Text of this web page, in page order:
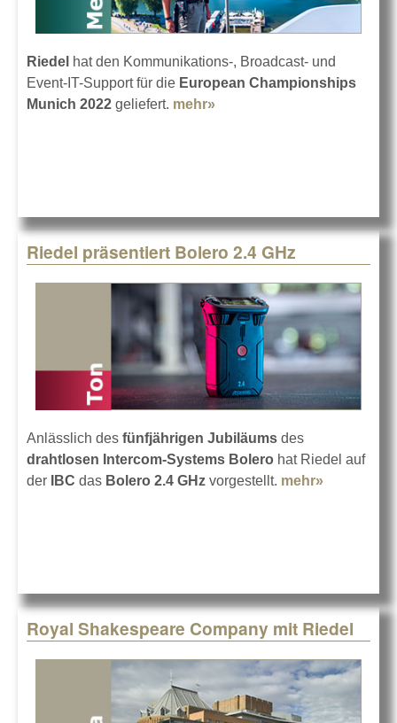
Riedel hat den Kommunikations-, Broadcast- und
Event-IT-Support für die European Championships
Munich 2022 geliefert. mehr»
Riedel präsentiert Bolero 2.4 GHz
Anlässlich des fünfjährigen Jubiläums des
drahtlosen Intercom-Systems Bolero hat Riedel auf
der
IBC das Bolero 2.4 GHz vorgestellt. mehr»
Royal Shakespeare Company mit Riedel